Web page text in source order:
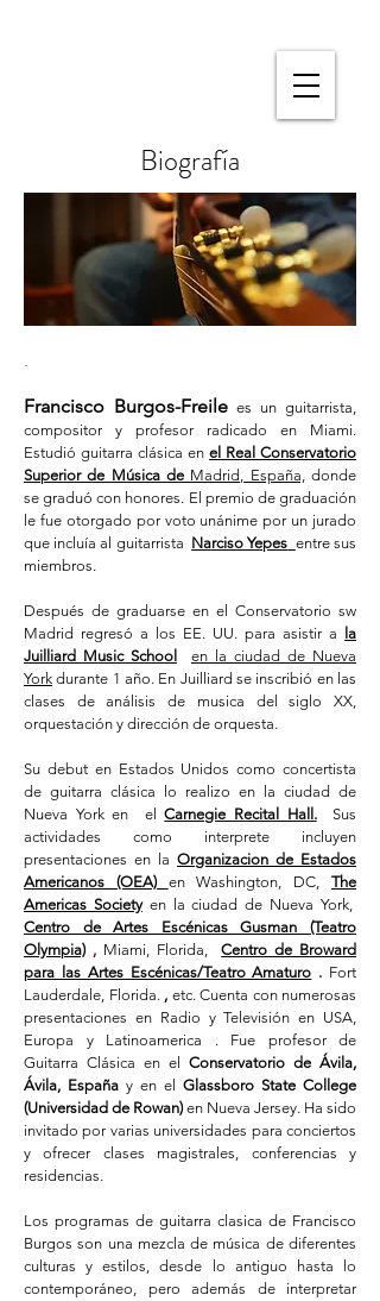
Biografía
.
Francisco Burgos-Freile es un guitarrista,
compositor y profesor radicado en Miami.
Estudió guitarra clásica en el Real Conservatorio
Superior de Música de Madrid, España,donde
se graduó con honores. El premio de graduación
le fue otorgado por voto unánime por un jurado
que incluía al guitarrista Narciso Yepes entre sus
miembros.
Después de graduarse en el Conservatorio sw
Madrid regresó a los EE. UU. para asistir a
la
Juilliard Music School
en la ciudad de Nueva
York durante 1 año. En Juilliard se inscribió en las
clases de análisis de musica del siglo XX,
orquestación y dirección de orquesta.
Su debut en Estados Unidos como concertista
de guitarra clásica lo realizo en la ciudad de
Nueva York en
elCarnegie Recital Hall.
Sus
actividades como interprete incluyen
presentaciones en la Organizacion de Estados
Americanos (OEA) en Washington, DC,The
Americas Society en la ciudad de Nueva York,
Centro de Artes Escénicas Gusman (Teatro
Olympia) , Miami, Florida,
Centro de Broward
para las Artes Escénicas/Teatro Amaturo . Fort
Lauderdale, Florida. , etc. Cuenta con numerosas
presentaciones en Radio y Televisión en USA,
Europa y Latinoamerica . Fue profesor de
Guitarra Clásica en el Conservatorio de Ávila,
Ávila, España y en el Glassboro State College
(Universidad de Rowan)en Nueva Jersey. Ha sido
invitado por varias universidades para conciertos
y ofrecer clases magistrales, conferencias y
residencias.
Los programas de guitarra clasica de Francisco
Burgos son una mezcla de música de diferentes
culturas y estilos, desde lo antiguo hasta lo
contemporáneo, pero además de interpretar